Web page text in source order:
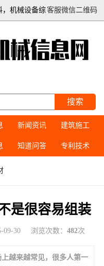
客服微信二维码
，机械设备综
搜索
新闻资讯 建筑施工
知道问答 专利技术
是很容易组装
09-30 浏览次数： 482次
越来越常见，很多人第一